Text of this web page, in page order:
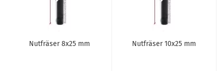
Nutfräser 8x25 mm Nutfräser 10x25 mm